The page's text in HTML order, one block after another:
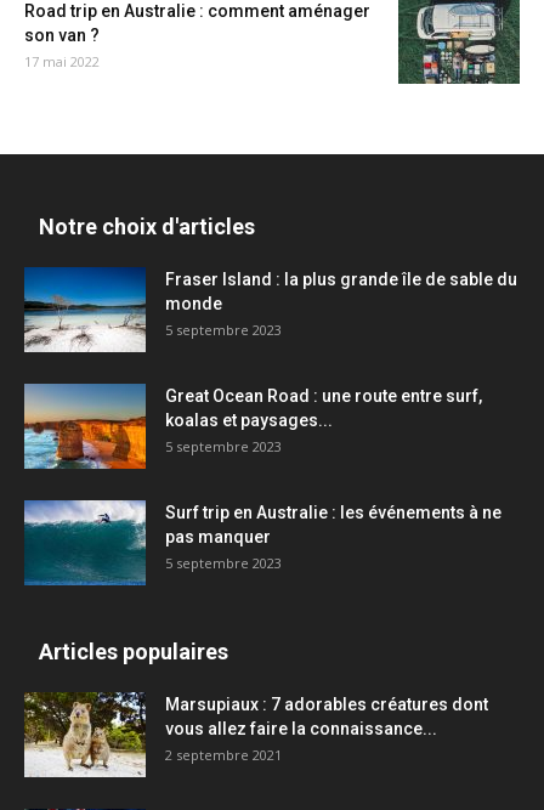
Road trip en Australie : comment aménager
son van ?
17 mai 2022
Notre choix d'articles
Fraser Island : la plus grande île de sable du
monde
5 septembre 2023
Great Ocean Road : une route entre surf,
koalas et paysages...
5 septembre 2023
Surf trip en Australie : les événements à ne
pas manquer
5 septembre 2023
Articles populaires
Marsupiaux : 7 adorables créatures dont
vous allez faire la connaissance...
2 septembre 2021